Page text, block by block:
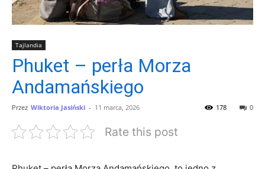
Tajlandia
Phuket – perła Morza
Andamańskiego
Przez Wiktoria Jasiński - 11 marca, 2026 0
178
Rate this post